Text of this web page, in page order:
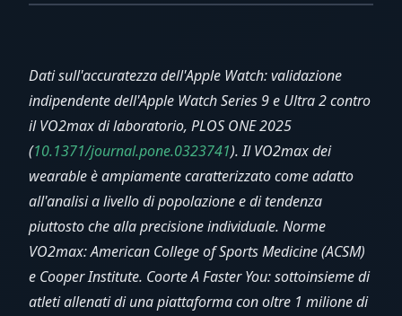
Dati sull'accuratezza dell'Apple Watch: validazione
indipendente dell'Apple Watch Series 9 e Ultra 2 contro
il VO2max di laboratorio, PLOS ONE 2025
(10.1371/journal.pone.0323741). Il VO2max dei
wearable è ampiamente caratterizzato come adatto
all'analisi a livello di popolazione e di tendenza
piuttosto che alla precisione individuale. Norme
VO2max: American College of Sports Medicine (ACSM)
e Cooper Institute. Coorte A Faster You: sottoinsieme di
atleti allenati di una piattaforma con oltre 1 milione di